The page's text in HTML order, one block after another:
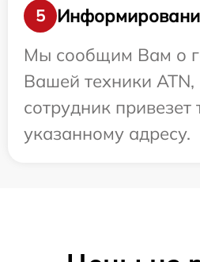
5
Мы сообщим Вам о
Вашей техники
сотрудник привезет
указанному адресу.